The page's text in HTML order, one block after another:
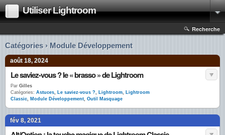
Utiliser Lightroom
Recherche
Catégories › Module Développement
août 18, 2024
Le saviez-vous ? le « brasso » de Lightroom
Par Gilles
Catégories: Astuces, Le saviez-vous ?, Lightroom, Lightroom
Classic, Module Développement, Outil Masquage
fév 8, 2021